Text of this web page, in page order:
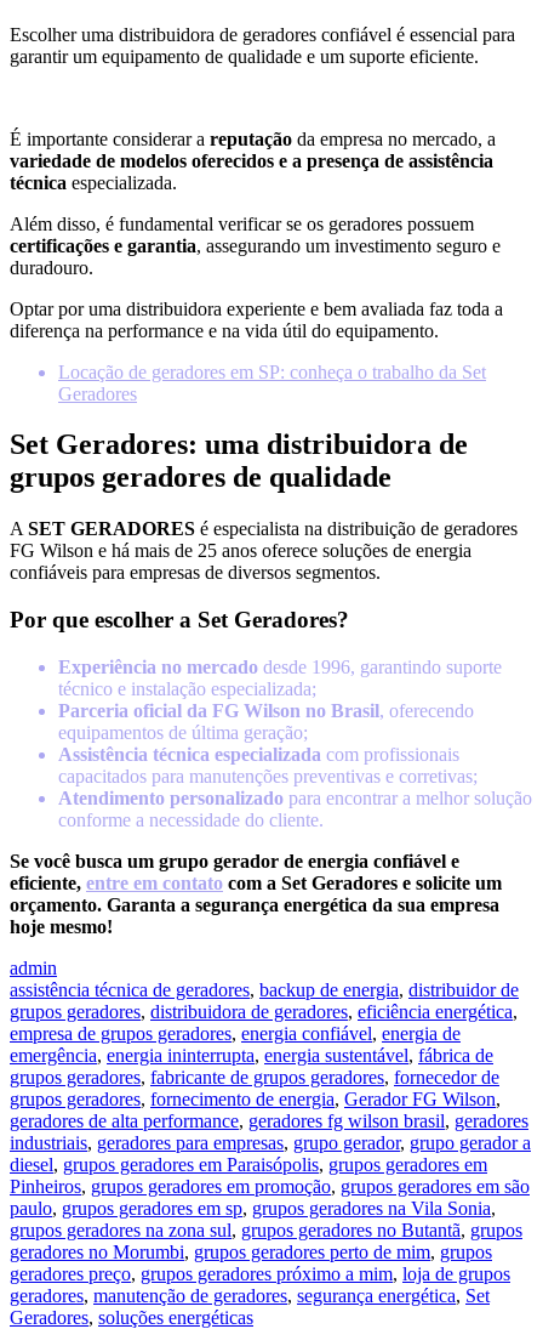
Escolher uma distribuidora de geradores confiável é essencial para
garantir um equipamento de qualidade e um suporte eficiente.
É importante considerar a reputação da empresa no mercado, a
variedade de modelos oferecidos e a presença de assistência
técnica especializada.
Além disso, é fundamental verificar se os geradores possuem
certificações e garantia, assegurando um investimento seguro e
duradouro.
Optar por uma distribuidora experiente e bem avaliada faz toda a
diferença na performance e na vida útil do equipamento.
Locação de geradores em SP: conheça o trabalho da Set
Geradores
Set Geradores: uma distribuidora de
grupos geradores de qualidade
A SET GERADORES é especialista na distribuição de geradores
FG Wilson e há mais de 25 anos oferece soluções de energia
confiáveis para empresas de diversos segmentos.
Por que escolher a Set Geradores?
Experiência no mercado desde 1996, garantindo suporte
técnico e instalação especializada;
Parceria oficial da FG Wilson no Brasil, oferecendo
equipamentos de última geração;
Assistência técnica especializada com profissionais
capacitados para manutenções preventivas e corretivas;
Atendimento personalizado para encontrar a melhor solução
conforme a necessidade do cliente.
Se você busca um grupo gerador de energia confiável e
eficiente, entre em contato com a Set Geradores e solicite um
orçamento. Garanta a segurança energética da sua empresa
hoje mesmo!
admin
assistência técnica de geradores, backup de energia, distribuidor de
grupos geradores, distribuidora de geradores, eficiência energética,
empresa de grupos geradores, energia confiável, energia de
emergência, energia ininterrupta, energia sustentável, fábrica de
grupos geradores, fabricante de grupos geradores, fornecedor de
grupos geradores, fornecimento de energia, Gerador FG Wilson,
geradores de alta performance, geradores fg wilson brasil, geradores
industriais, geradores para empresas, grupo gerador, grupo gerador a
diesel, grupos geradores em Paraisópolis, grupos geradores em
Pinheiros, grupos geradores em promoção, grupos geradores em são
paulo, grupos geradores em sp, grupos geradores na Vila Sonia,
grupos geradores na zona sul, grupos geradores no Butantã, grupos
geradores no Morumbi, grupos geradores perto de mim, grupos
geradores preço, grupos geradores próximo a mim, loja de grupos
geradores, manutenção de geradores, segurança energética, Set
Geradores, soluções energéticas